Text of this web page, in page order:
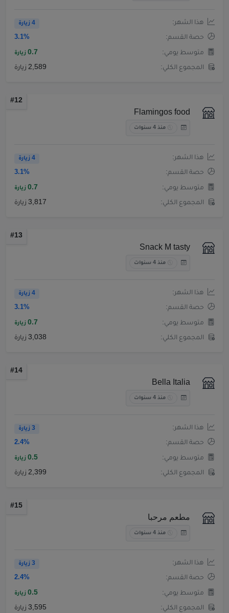
هذا الشهر: 4 زيارة
حصة القسم: 3.1%
متوسط يومي: 0.7 زيارة
المجموع الكلي: 2,589 زيارة
#12
Flamingos food
منذ 4 سنوات
هذا الشهر: 4 زيارة
حصة القسم: 3.1%
متوسط يومي: 0.7 زيارة
المجموع الكلي: 3,817 زيارة
#13
Snack M tasty
منذ 4 سنوات
هذا الشهر: 4 زيارة
حصة القسم: 3.1%
متوسط يومي: 0.7 زيارة
المجموع الكلي: 3,038 زيارة
#14
Bella Italia
منذ 4 سنوات
هذا الشهر: 3 زيارة
حصة القسم: 2.4%
متوسط يومي: 0.5 زيارة
المجموع الكلي: 2,399 زيارة
#15
مطعم مرحبا
منذ 4 سنوات
هذا الشهر: 3 زيارة
حصة القسم: 2.4%
متوسط يومي: 0.5 زيارة
المجموع الكلي: 3,595 زيارة